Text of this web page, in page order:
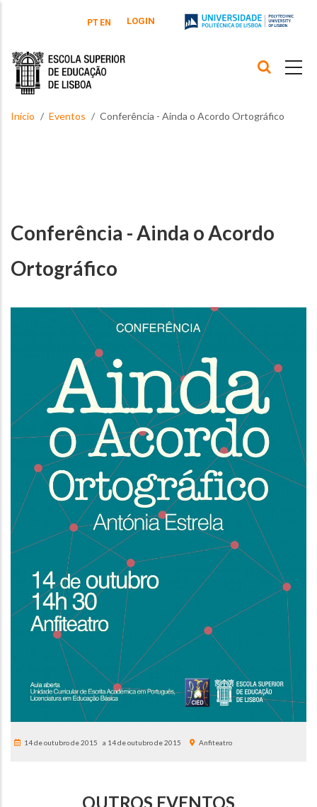
PT EN LOGIN
Início Eventos Conferência - Ainda o Acordo Ortográfico
Conferência - Ainda o Acordo
Ortográfico
14 de outubro de 2015 14 de outubro de 2015 Anfiteatro
OUTROS EVENTOS